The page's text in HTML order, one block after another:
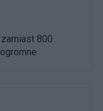
800